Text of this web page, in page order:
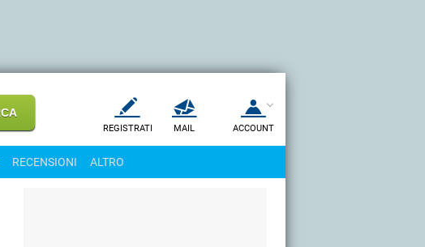
REGISTRATI MAIL ACCOUNT
RECENSIONI ALTRO